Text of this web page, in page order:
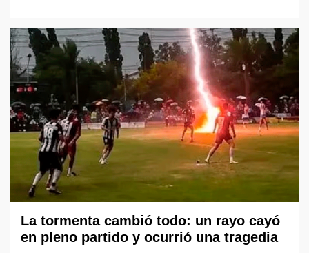
La tormenta cambió todo: un rayo cayó
en pleno partido y ocurrió una tragedia